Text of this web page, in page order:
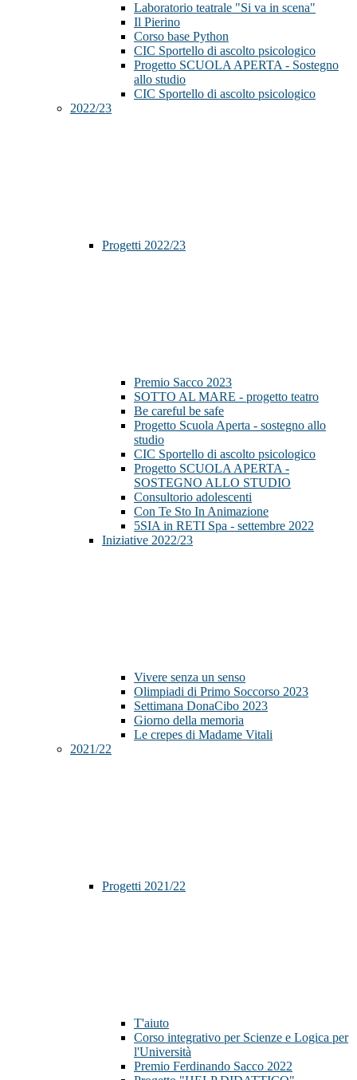
Laboratorio teatrale "Si va in scena"
Il Pierino
Corso base Python
CIC Sportello di ascolto psicologico
Progetto SCUOLA APERTA - Sostegno
allo studio
CIC Sportello di ascolto psicologico
2022/23
Progetti 2022/23
Premio Sacco 2023
SOTTO AL MARE - progetto teatro
Be careful be safe
Progetto Scuola Aperta - sostegno allo
studio
CIC Sportello di ascolto psicologico
Progetto SCUOLA APERTA -
SOSTEGNO ALLO STUDIO
Consultorio adolescenti
Con Te Sto In Animazione
5SIA in RETI Spa - settembre 2022
Iniziative 2022/23
Vivere senza un senso
Olimpiadi di Primo Soccorso 2023
Settimana DonaCibo 2023
Giorno della memoria
Le crepes di Madame Vitali
2021/22
Progetti 2021/22
T'aiuto
Corso integrativo per Scienze e Logica per
l'Università
Premio Ferdinando Sacco 2022